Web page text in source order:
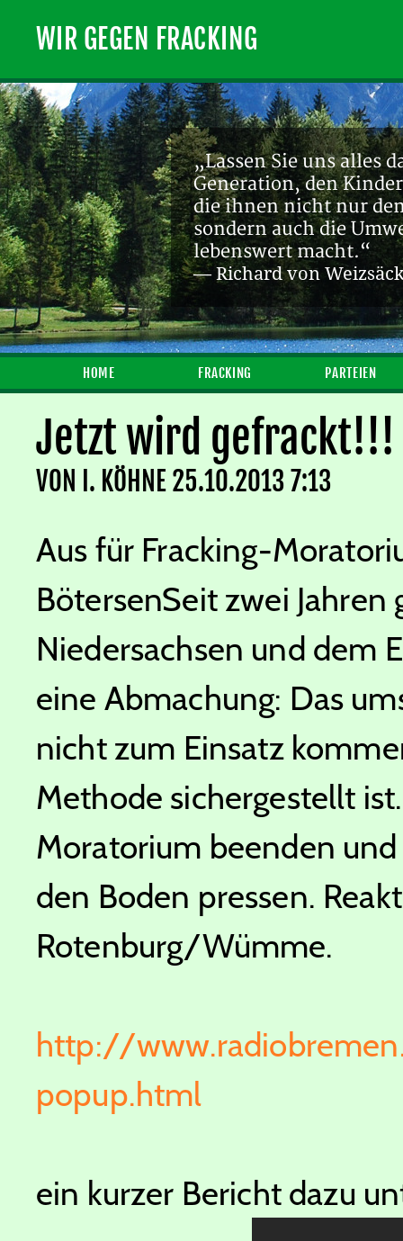
WIR GEGEN FRACKING
„Ein endlicher
Zukunft sein! [...] Die
— Michael Bauchmüller
HOME FRACKING PARTEIEN
Jetzt wird gefrackt!!!
VON I. KÖHNE25.10.2013 7:13
Aus für Fracking-
BötersenSeit zwei Jahren
Niedersachsen und dem
eine Abmachung: Das
nicht zum Einsatz
Methode sichergestellt
Moratorium beenden
den Boden pressen.
Rotenburg/Wümme.
http://
popup.html
ein kurzer Bericht dazu